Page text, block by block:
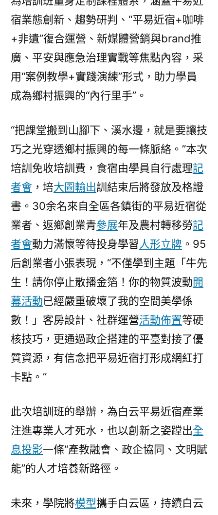
宿業態創新、趨勢研判、“平易近宿+咖啡
+非遺”復合運營、新媒體營銷與brand推
廣、平安與應急治理實戰等焦點內容，采
用“案例教學+實踐演練”形式，助力學員
成為鄉村振興的“內行里手”。
“把課堂搬到山腳下、溪水邊，就是要讓技
巧之光穿透鄉村振興的每一條脈絡。”本次
培訓免收培訓費，食宿由學員自行處理記
者會 ，培大圖輸出訓結束后將發放及格證
書。30余名來自全區各鎮街的平易近宿從
業者、返鄉創業青參展年及農村轉移勞記
者會動力滿懷等待投身學習 人形立牌 。95
后創業者小張表現，“不僅學到主題「牛先
生！請你停止散播金箔！你的物質波動開
幕活動已經嚴重破壞了我的空間美學係
數！」客房設計、社群運營活動佈置等硬
核技巧，更通過政企搭建的平臺對接了優
質資源，有信念把平易近宿打形成網紅打
卡點。”
此次培訓班的舉辦，為白云平易近宿產業
注進專業人才死水，也以創新之姿蹚出全
息投影一條“產教融會、政企協同、文明賦
能”的人才培養新路徑。
未來，學院將模型攜手白云區，持續白云